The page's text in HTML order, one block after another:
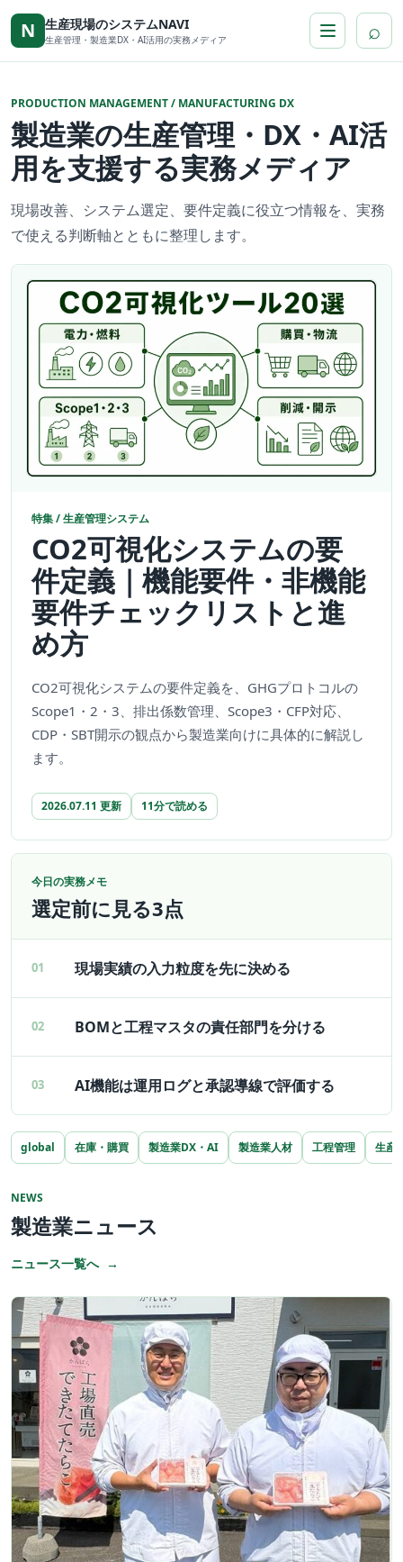
本文へ移動
N 生産現場のシステムNAVI
生産管理・製造業DX・AI活用の実務メディア ⌕
PRODUCTION MANAGEMENT / MANUFACTURING DX
製造業の生産管理・DX・AI活
用を支援する実務メディア
現場改善、システム選定、要件定義に役立つ情報を、実務
で使える判断軸とともに整理します。
特集 / 生産管理システム
CO2可視化システムの要
件定義｜機能要件・非機能
要件チェックリストと進
め方
CO2可視化システムの要件定義を、GHGプロトコルの
Scope1・2・3、排出係数管理、Scope3・CFP対応、
CDP・SBT開示の観点から製造業向けに具体的に解説し
ます。
2026.07.11 更新 11分で読める
今日の実務メモ
選定前に見る3点
01 現場実績の入力粒度を先に決める
02 BOMと工程マスタの責任部門を分ける
03 AI機能は運用ログと承認導線で評価する
global 在庫・購買 製造業DX・AI 製造業人材 工程管理 生産
NEWS
製造業ニュース
ニュース一覧へ